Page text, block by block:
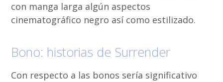
con manga larga algún aspectos
cinematográfico negro así­ como estilizado.
Bono: historias de Surrender
Con respecto a las bonos serí­a significativo